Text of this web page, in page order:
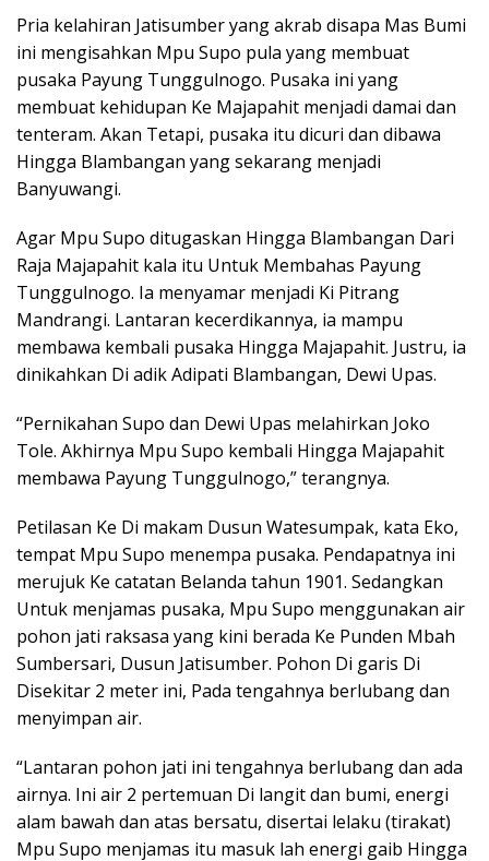
Pria kelahiran Jatisumber yang akrab disapa Mas Bumi
ini mengisahkan Mpu Supo pula yang membuat
pusaka Payung Tunggulnogo. Pusaka ini yang
membuat kehidupan Ke Majapahit menjadi damai dan
tenteram. Akan Tetapi, pusaka itu dicuri dan dibawa
Hingga Blambangan yang sekarang menjadi
Banyuwangi.
Agar Mpu Supo ditugaskan Hingga Blambangan Dari
Raja Majapahit kala itu Untuk Membahas Payung
Tunggulnogo. Ia menyamar menjadi Ki Pitrang
Mandrangi. Lantaran kecerdikannya, ia mampu
membawa kembali pusaka Hingga Majapahit. Justru, ia
dinikahkan Di adik Adipati Blambangan, Dewi Upas.
“Pernikahan Supo dan Dewi Upas melahirkan Joko
Tole. Akhirnya Mpu Supo kembali Hingga Majapahit
membawa Payung Tunggulnogo,” terangnya.
Petilasan Ke Di makam Dusun Watesumpak, kata Eko,
tempat Mpu Supo menempa pusaka. Pendapatnya ini
merujuk Ke catatan Belanda tahun 1901. Sedangkan
Untuk menjamas pusaka, Mpu Supo menggunakan air
pohon jati raksasa yang kini berada Ke Punden Mbah
Sumbersari, Dusun Jatisumber. Pohon Di garis Di
Disekitar 2 meter ini, Pada tengahnya berlubang dan
menyimpan air.
“Lantaran pohon jati ini tengahnya berlubang dan ada
airnya. Ini air 2 pertemuan Di langit dan bumi, energi
alam bawah dan atas bersatu, disertai lelaku (tirakat)
Mpu Supo menjamas itu masuk lah energi gaib Hingga